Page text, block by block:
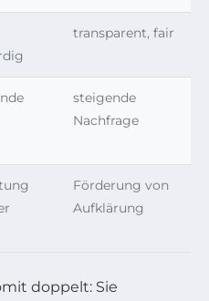
transparent, fair
steigende
Nachfrage
Förderung von
Aufklärung
doppelt: Sie